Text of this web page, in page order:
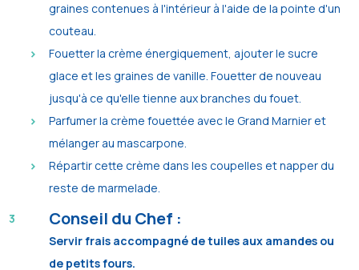
graines contenues à l'intérieur à l'aide de la pointe d'un
couteau.
Fouetter la crème énergiquement, ajouter le sucre
glace et les graines de vanille. Fouetter de nouveau
jusqu'à ce qu'elle tienne aux branches du fouet.
Parfumer la crème fouettée avec le Grand Marnier et
mélanger au mascarpone.
Répartir cette crème dans les coupelles et napper du
reste de marmelade.
Conseil du Chef :
Servir frais accompagné de tuiles aux amandes ou
de petits fours.